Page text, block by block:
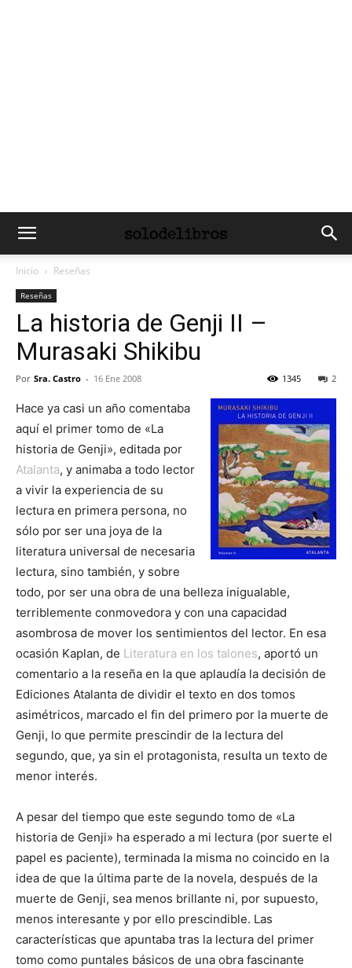
Inicio Reseñas
Reseñas
La historia de Genji II –
Murasaki Shikibu
Por Sra. Castro - 16 Ene 2008 2
1345
Hace ya casi un año comentaba
aquí el primer tomo de «La
historia de Genji», editada por
Atalanta, y animaba a todo lector
a vivir la experiencia de su
lectura en primera persona, no
sólo por ser una joya de la
literatura universal de necesaria
lectura, sino también, y sobre
todo, por ser una obra de una belleza inigualable,
terriblemente conmovedora y con una capacidad
asombrosa de mover los sentimientos del lector. En esa
ocasión Kaplan, de Literatura en los talones, aportó un
comentario a la reseña en la que aplaudía la decisión de
Ediciones Atalanta de dividir el texto en dos tomos
asimétricos, marcado el fin del primero por la muerte de
Genji, lo que permite prescindir de la lectura del
segundo, que, ya sin el protagonista, resulta un texto de
menor interés.
A pesar del tiempo que este segundo tomo de «La
historia de Genji» ha esperado a mi lectura (por suerte el
papel es paciente), terminada la misma no coincido en la
idea de que la última parte de la novela, después de la
muerte de Genji, sea menos brillante ni, por supuesto,
menos interesante y por ello prescindible. Las
características que apuntaba tras la lectura del primer
tomo como puntales básicos de una obra fascinante